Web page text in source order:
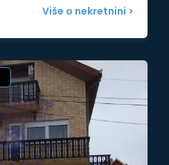
Više o nekretnini >